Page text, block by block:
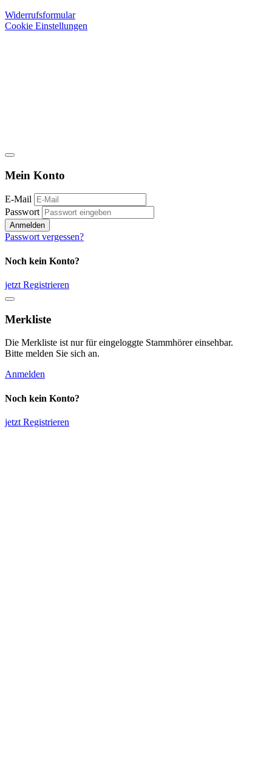
Widerrufsformular
Cookie Einstellungen
Mein Konto
E-Mail
Passwort
Anmelden
Passwort vergessen?
Noch kein Konto?
jetzt Registrieren
Merkliste
Die Merkliste ist nur für eingeloggte Stammhörer einsehbar.
Bitte melden Sie sich an.
Anmelden
Noch kein Konto?
jetzt Registrieren